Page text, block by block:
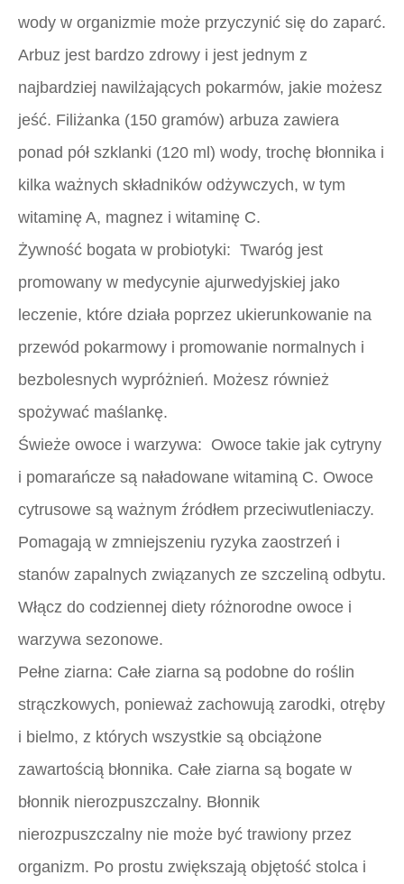
wody w organizmie może przyczynić się do zaparć.
Arbuz jest bardzo zdrowy i jest jednym z
najbardziej nawilżających pokarmów, jakie możesz
jeść. Filiżanka (150 gramów) arbuza zawiera
ponad pół szklanki (120 ml) wody, trochę błonnika i
kilka ważnych składników odżywczych, w tym
witaminę A, magnez i witaminę C.
Żywność bogata w probiotyki: Twaróg jest
promowany w medycynie ajurwedyjskiej jako
leczenie, które działa poprzez ukierunkowanie na
przewód pokarmowy i promowanie normalnych i
bezbolesnych wypróżnień. Możesz również
spożywać maślankę.
Świeże owoce i warzywa: Owoce takie jak cytryny
i pomarańcze są naładowane witaminą C. Owoce
cytrusowe są ważnym źródłem przeciwutleniaczy.
Pomagają w zmniejszeniu ryzyka zaostrzeń i
stanów zapalnych związanych ze szczeliną odbytu.
Włącz do codziennej diety różnorodne owoce i
warzywa sezonowe.
Pełne ziarna: Całe ziarna są podobne do roślin
strączkowych, ponieważ zachowują zarodki, otręby
i bielmo, z których wszystkie są obciążone
zawartością błonnika. Całe ziarna są bogate w
błonnik nierozpuszczalny. Błonnik
nierozpuszczalny nie może być trawiony przez
organizm. Po prostu zwiększają objętość stolca i